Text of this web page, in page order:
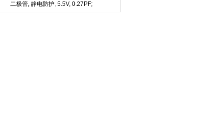
二极管, 静电防护, 5.5V, 0.27PF;